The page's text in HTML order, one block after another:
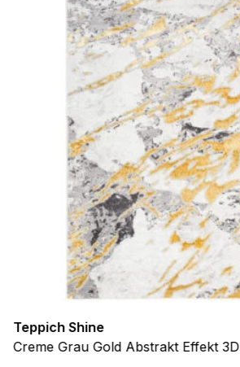
Teppich Shine
Creme Grau Gold Abstrakt Effekt 3D